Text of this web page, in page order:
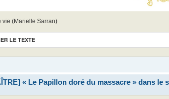
vie (Marielle Sarran)
LE TEXTE
« Le Papillon doré du massacre » dans le